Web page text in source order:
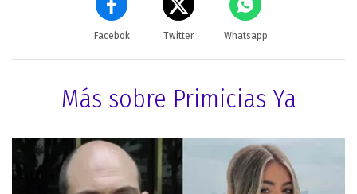
Facebok Twitter Whatsapp
Más sobre Primicias Ya